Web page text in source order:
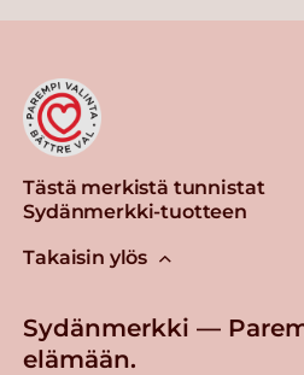
Tästä merkistä tunnistat
Sydänmerkki-tuotteen
Takaisin ylös
Sydänmerkki —
elämään.